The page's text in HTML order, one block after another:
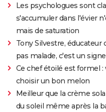
Les psychologues sont
s'accumuler dans l'évier
mais de saturation
Tony Silvestre,
pas malade, c'est un
Ce chef étoilé est formel :
choisir un bon melon
Meilleur que la crème
du soleil même après la